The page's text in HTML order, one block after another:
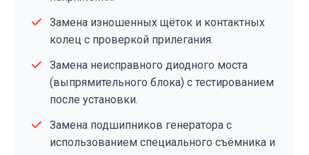
Замена изношенных щёток и контактных
колец с проверкой прилегания.
Замена неисправного диодного моста
(выпрямительного блока) с тестированием
после установки.
Замена подшипников генератора с
использованием специального съёмника и